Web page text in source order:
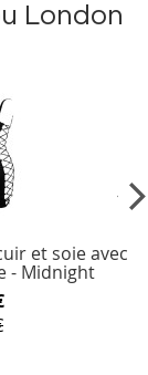
London
et soie avec
- Midnight